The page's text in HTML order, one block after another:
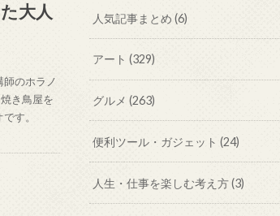
大人
のホラノ
き鳥屋を
す。
人気記事まとめ(6)
アート(329)
グルメ(263)
便利ツール・ガジェット(24)
人生・仕事を楽しむ考え方(3)